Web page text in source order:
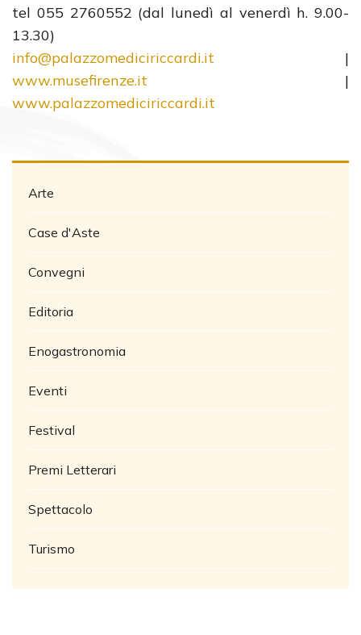
tel 055 2760552 (dal lunedì al venerdì h. 9.00-
13.30)
info@palazzomediciriccardi.it |
www.musefirenze.it |
www.palazzomediciriccardi.it
Arte
Case d'Aste
Convegni
Editoria
Enogastronomia
Eventi
Festival
Premi Letterari
Spettacolo
Turismo